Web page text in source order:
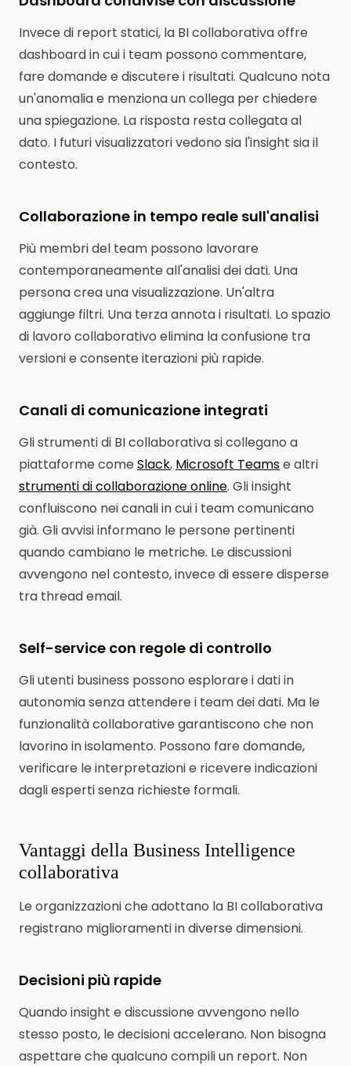
Invece di report statici, la BI collaborativa offre
dashboard in cui i team possono commentare,
fare domande e discutere i risultati. Qualcuno nota
un'anomalia e menziona un collega per chiedere
una spiegazione. La risposta resta collegata al
dato. I futuri visualizzatori vedono sia l'insight sia il
contesto.
Collaborazione in tempo reale sull'analisi
Più membri del team possono lavorare
contemporaneamente all'analisi dei dati. Una
persona crea una visualizzazione. Un'altra
aggiunge filtri. Una terza annota i risultati. Lo spazio
di lavoro collaborativo elimina la confusione tra
versioni e consente iterazioni più rapide.
Canali di comunicazione integrati
Gli strumenti di BI collaborativa si collegano a
piattaforme come Slack, Microsoft Teamse altri
strumenti di collaborazione online. Gli insight
confluiscono nei canali in cui i team comunicano
già. Gli avvisi informano le persone pertinenti
quando cambiano le metriche. Le discussioni
avvengono nel contesto, invece di essere disperse
tra thread email.
Self-service con regole di controllo
Gli utenti business possono esplorare i dati in
autonomia senza attendere i team dei dati. Ma le
funzionalità collaborative garantiscono che non
lavorino in isolamento. Possono fare domande,
verificare le interpretazioni e ricevere indicazioni
dagli esperti senza richieste formali.
Vantaggi della Business Intelligence
collaborativa
Le organizzazioni che adottano la BI collaborativa
registrano miglioramenti in diverse dimensioni.
Decisioni più rapide
Quando insight e discussione avvengono nello
stesso posto, le decisioni accelerano. Non bisogna
aspettare che qualcuno compili un report. Non